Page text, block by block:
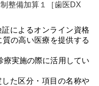
整備加算１［歯医DX
によるオンライン資格
質の高い医療を提供する
実施の際に活用してい
た区分・項目の名称や